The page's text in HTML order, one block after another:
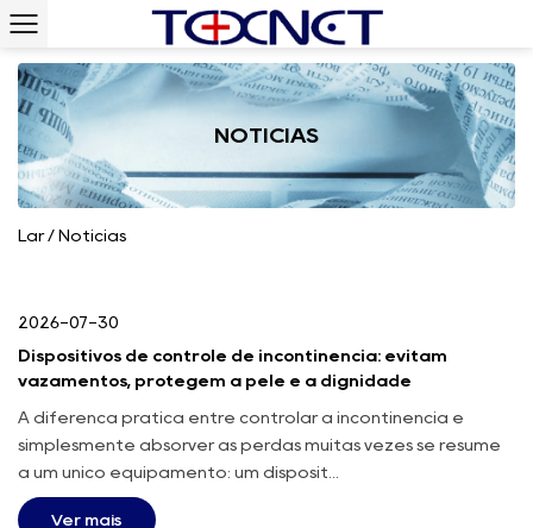
NOTÍCIAS
Lar/ Notícias
2026-07-30
Dispositivos de controle de incontinência: evitam
vazamentos, protegem a pele e a dignidade
A diferença prática entre controlar a incontinência e
simplesmente absorver as perdas muitas vezes se resume
a um único equipamento: um disposit...
Ver mais